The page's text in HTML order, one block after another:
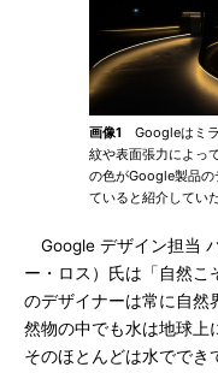
画像1 Googleはミ
紋や表面張力によっ
の色がGoogle製品の
ていると紹介してい
Google デザイン担当
ー・ロス）氏は「自然こ
のデザイナーは常に自然
然物の中でも水は地球上
そのほとんどは水ででき